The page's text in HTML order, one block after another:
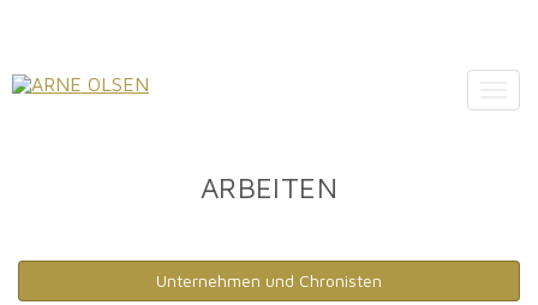
ARBEITEN
Unternehmen und Chronisten